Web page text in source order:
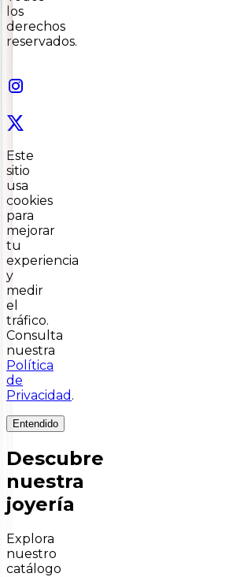
los
derechos
reservados.
Este
sitio
usa
cookies
para
mejorar
tu
experiencia
y
medir
el
tráfico.
Consulta
nuestra
Política
de
Privacidad .
Entendido
Descubre
nuestra
joyería
Explora
nuestro
catálogo